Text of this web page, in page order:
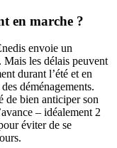
en marche ?
envoie un
. Mais les délais peuvent
durant l’été et en
déménagements.
de bien anticiper son
– idéalement 2
éviter de se